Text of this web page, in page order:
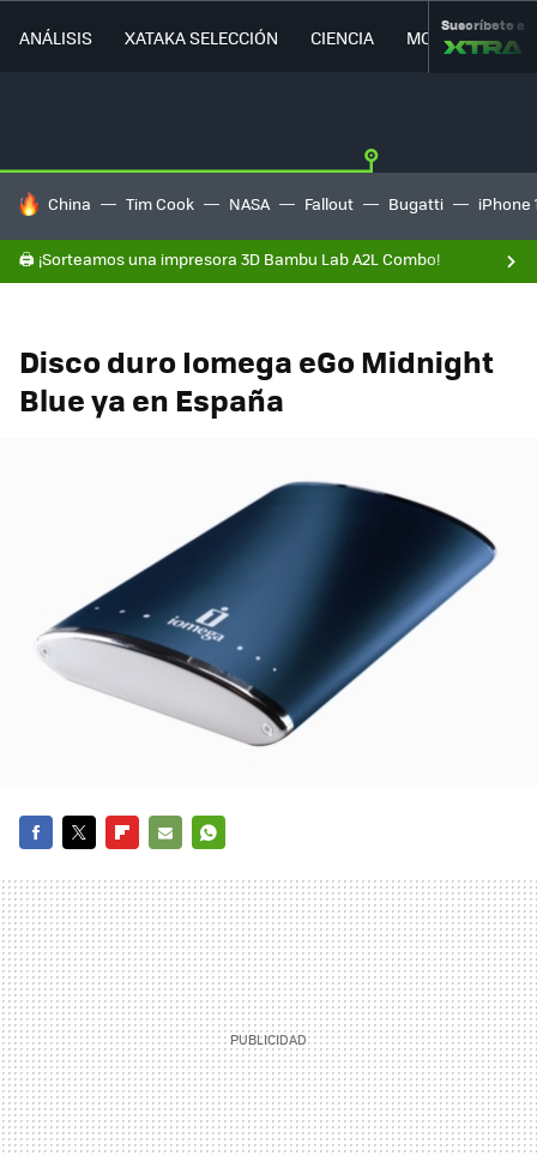
ANÁLISIS XATAKA SELECCIÓN CIENCIA MOVILIDAD
Suscríbete a
HOY SE HABLA DE
China Tim Cook NASA Fallout Bugatti iPhone
🖨️ ¡Sorteamos una impresora 3D Bambu Lab A2L Combo!
Disco duro Iomega eGo Midnight
Blue ya en España
MAIL